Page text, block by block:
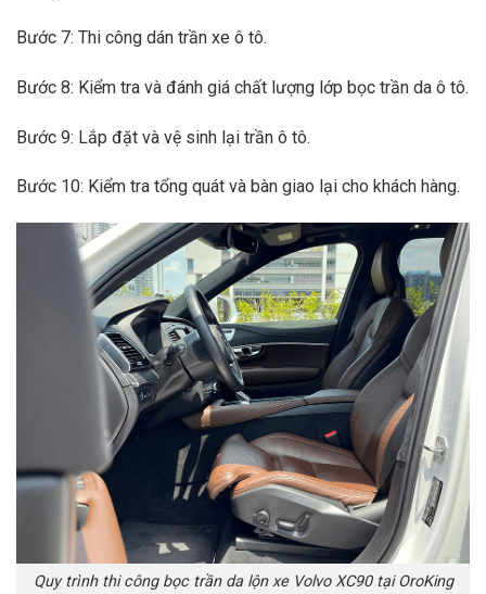
Bước 7: Thi công dán trần xe ô tô.
Bước 8: Kiểm tra và đánh giá chất lượng lớp bọc trần da ô tô.
Bước 9: Lắp đặt và vệ sinh lại trần ô tô.
Bước 10: Kiểm tra tổng quát và bàn giao lại cho khách hàng.
Quy trình thi công bọc trần da lộn xe Volvo XC90 tại OroKing